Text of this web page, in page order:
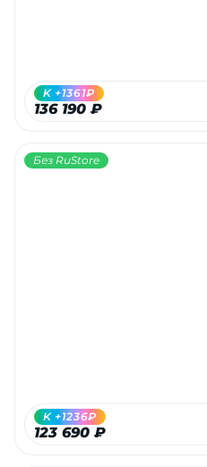
136 190 ₽
K +1361₽
Без RuStore
123 690 ₽
K +1236₽